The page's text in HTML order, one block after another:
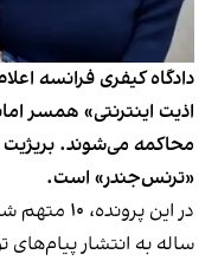
اذیت اینترنتی» همسر
محاکمه می‌شوند. بریژیت
«ترنس‌جندر» است.
ساله به انتشار پیام‌های